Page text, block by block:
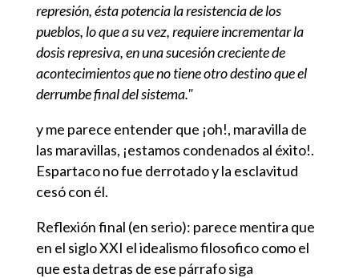
represión, ésta potencia la resistencia de los
pueblos, lo que a su vez, requiere incrementar la
dosis represiva, en una sucesión creciente de
acontecimientos que no tiene otro destino que el
derrumbe final del sistema."
y me parece entender que ¡oh!, maravilla de
las maravillas, ¡estamos condenados al éxito!.
Espartaco no fue derrotado y la esclavitud
cesó con él.
Reflexión final (en serio): parece mentira que
en el siglo XXI el idealismo filosofico como el
que esta detras de ese párrafo siga